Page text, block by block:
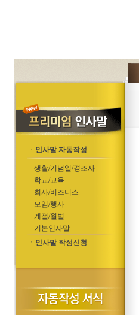
ㆍ인사말 자동작성
생활/기념일/경조사
학교/교육
회사/비즈니스
모임/행사
계절/월별
기본인사말
ㆍ인사말 작성신청